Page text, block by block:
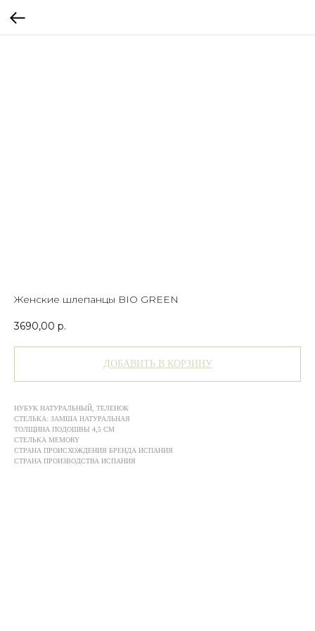
Женские шлепанцы BIO GREEN
3690,00 р.
ДОБАВИТЬ В КОРЗИНУ
НУБУК НАТУРАЛЬНЫЙ, ТЕЛЕНОК
СТЕЛЬКА: ЗАМША НАТУРАЛЬНАЯ
ТОЛЩИНА ПОДОШВЫ 4,5 СМ
СТЕЛЬКА MEMORY
СТРАНА ПРОИСХОЖДЕНИЯ БРЕНДА ИСПАНИЯ
СТРАНА ПРОИЗВОДСТВА ИСПАНИЯ